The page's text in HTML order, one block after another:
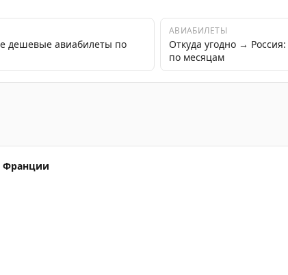
дешевые авиабилеты по
АВИАБИЛЕТЫ
Откуда угодно →
по месяцам
Франции